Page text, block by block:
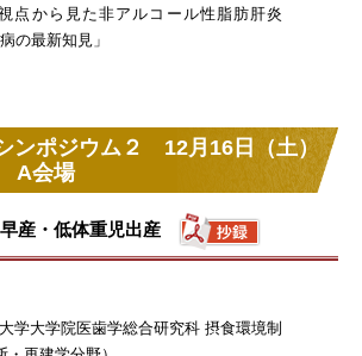
点から見た非アルコール性脂肪肝炎
の最新知見」
ンポジウム２ 12月16日（土）
A会場
産・低体重児出産
学大学院医歯学総合研究科 摂食環境制